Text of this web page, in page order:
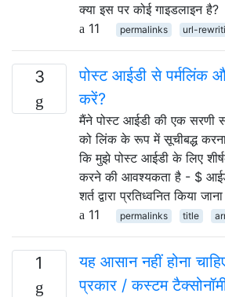
क्या इस पर कोई गाइडलाइन है?
11
permalinks url-
3
पोस्ट आईडी से पर्मलिंक
करें?
मैंने पोस्ट आईडी की एक सरणी
को लिंक के रूप में सूचीबद्ध
कि मुझे पोस्ट आईडी के लिए
करने की आवश्यकता है - $
शर्त द्वारा प्रतिध्वनित किया
11
permalinks title
1
यह आसान नहीं होना
प्रकार / कस्टम